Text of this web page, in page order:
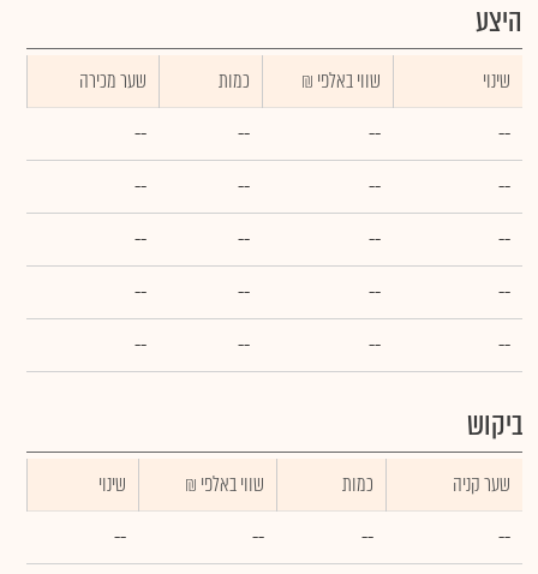
היצע
שינוי ₪ שווי באלפי כמות
שער מכירה
--
--
--
--
--
--
--
--
--
--
--
--
--
--
--
--
--
--
--
--
ביקוש
שער קניה כמות ₪ שווי באלפי
שינוי
--
--
--
--